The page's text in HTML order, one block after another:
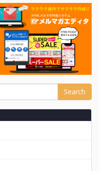
Search